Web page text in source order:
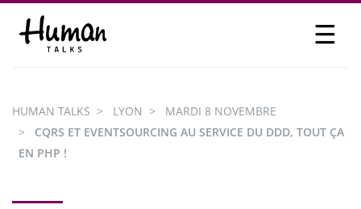
☰
PARTICIPER
HUMAN TALKS LYON
MARDI 8 NOVEMBRE
CQRS ET EVENTSOURCING AU SERVICE DU DDD, TOUT ÇA
EN PHP !